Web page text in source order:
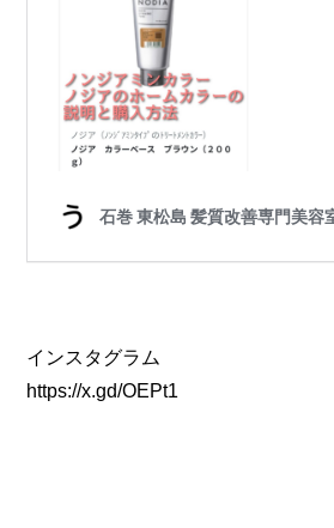
インスタグラム
https://x.gd/OEPt1